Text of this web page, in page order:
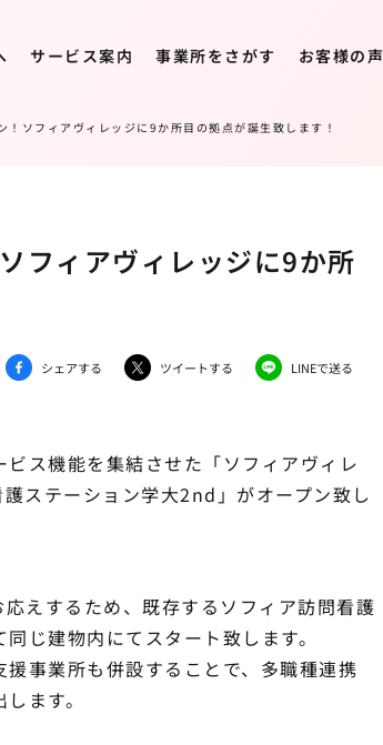
サービス案内 事業所をさがす お客様の声
！ソフィアヴィレッジに9か所目の拠点が誕生致します！
フィアヴィレッジに9か所
シェアする ツイートする LINEで送る
ス機能を集結させた「ソフィアヴィレ
ステーション学大2nd」がオープン致し
えするため、既存するソフィア訪問看護
じ建物内にてスタート致します。
事業所も併設することで、多職種連携
ます。